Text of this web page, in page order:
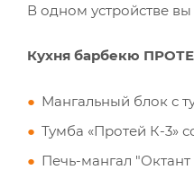
В одном устройстве
Кухня барбекю
Мангальный блок с
Тумба «Протей К-3»
Печь-мангал